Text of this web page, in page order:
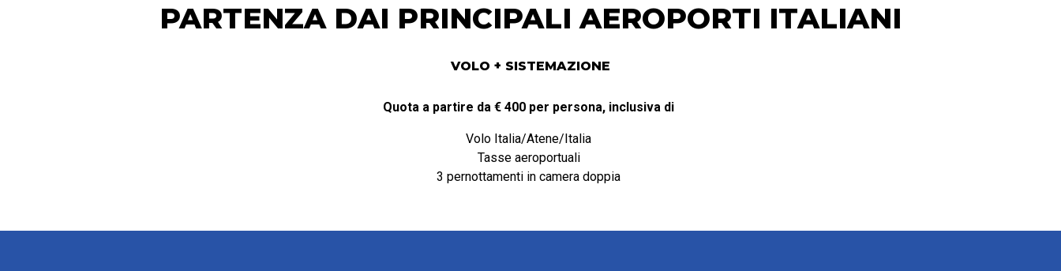
PARTENZA DAI PRINCIPALI AEROPORTI ITALIANI
VOLO + SISTEMAZIONE
Quota a partire da € 400 per persona, inclusiva di
Volo Italia/Atene/Italia
Tasse aeroportuali
3 pernottamenti in camera doppia